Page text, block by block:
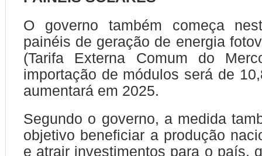
O governo também começa
painéis de geração de energia
(Tarifa Externa Comum do
importação de módulos será de
aumentará em 2025.
Segundo o governo, a medida
objetivo beneficiar a produção
e atrair investimentos para o país,